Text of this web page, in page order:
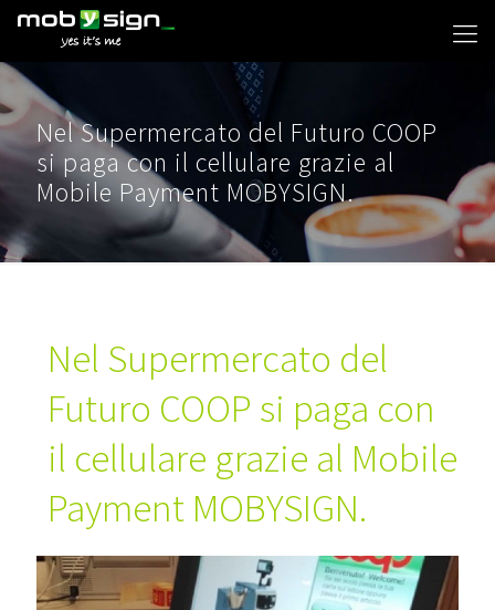
Nel Supermercato del Futuro COOP
si paga con il cellulare grazie al
Mobile Payment MOBYSIGN.
Nel Supermercato del
Futuro COOP si paga con
il cellulare grazie al Mobile
Payment MOBYSIGN.